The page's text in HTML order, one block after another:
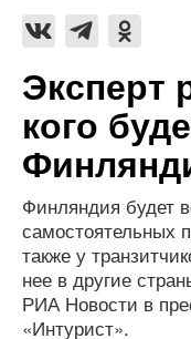
Эксперт
кого
Финляндия будет
самостоятельных
также у
нее в другие
РИА Новости в
«Интурист».